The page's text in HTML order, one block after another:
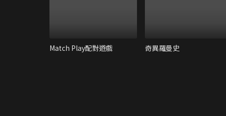
Match Play配對遊戲 奇異羅曼史